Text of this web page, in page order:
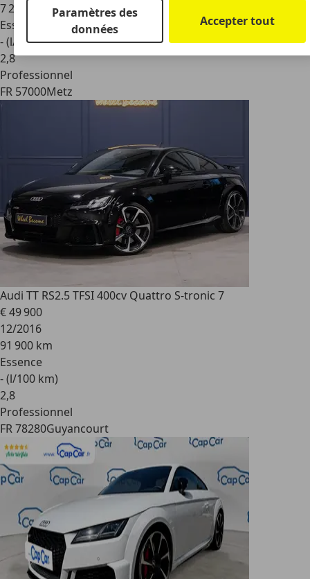
7 200 km
Essence
- (l/100 km)
2,8
Professionnel
FR 57000Metz
Audi TT RS2.5 TFSI 400cv Quattro S-tronic 7
€ 49 900
12/2016
91 900 km
Essence
- (l/100 km)
2,8
Professionnel
FR 78280Guyancourt
Paramètres des
données
Accepter tout